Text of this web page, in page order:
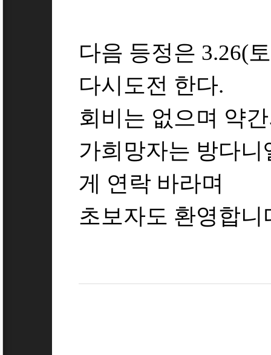
다음 등정은 3.26(
다시도전 한다.
회비는 없으며 약
가희망자는 방다니
게 연락 바라며
초보자도 환영합니